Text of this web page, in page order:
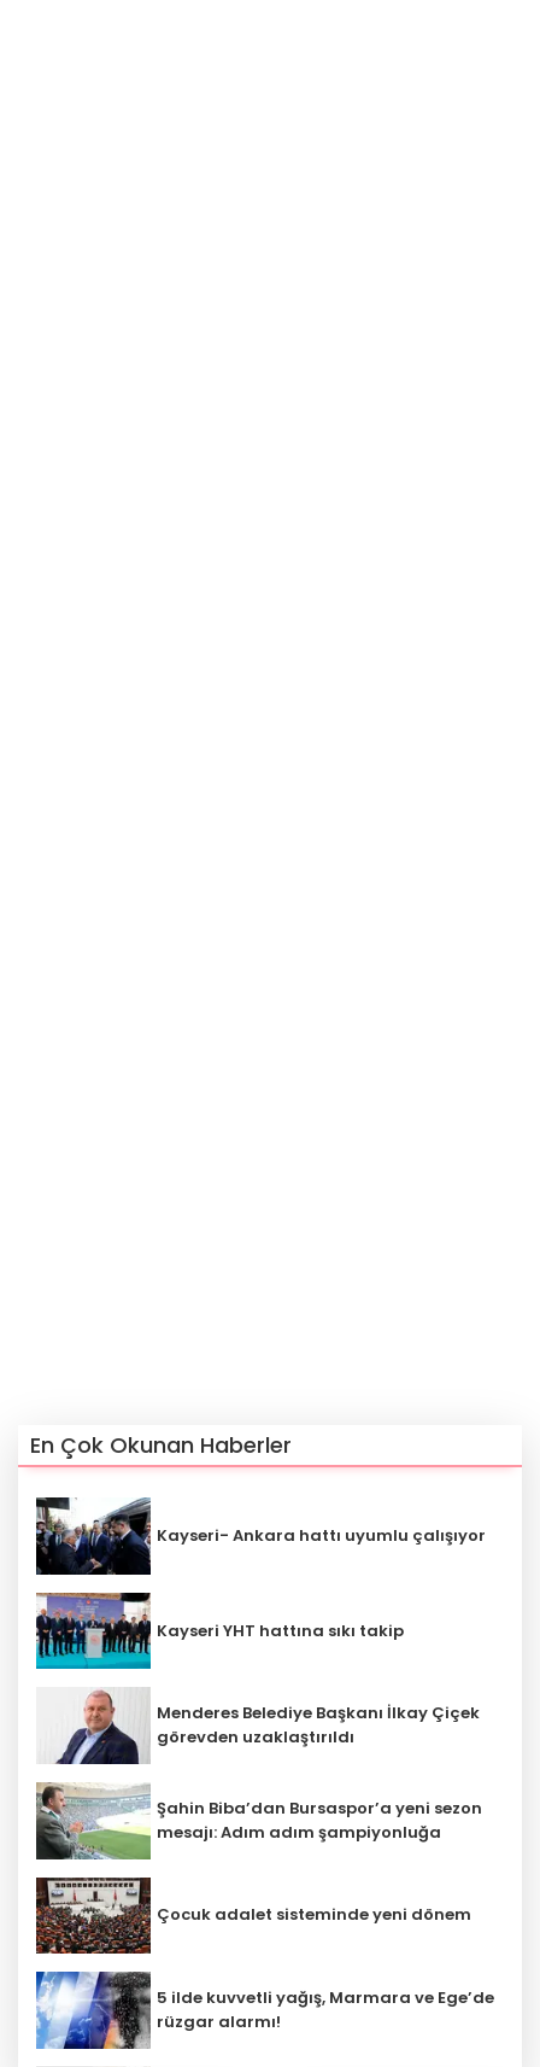
En Çok Okunan Haberler
Kayseri- Ankara hattı uyumlu çalışıyor
Kayseri YHT hattına sıkı takip
Menderes Belediye Başkanı İlkay Çiçek
görevden uzaklaştırıldı
Şahin Biba’dan Bursaspor’a yeni sezon
mesajı: Adım adım şampiyonluğa
Çocuk adalet sisteminde yeni dönem
5 ilde kuvvetli yağış, Marmara ve Ege’de
rüzgar alarmı!